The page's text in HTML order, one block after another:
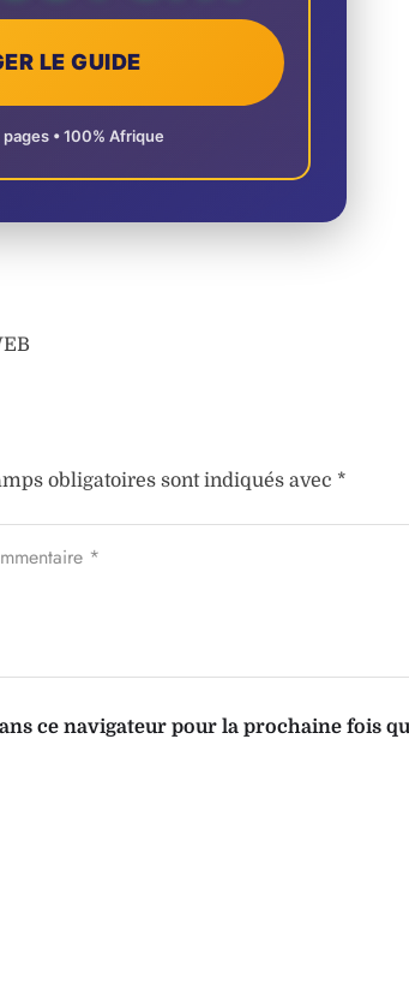
LE GUIDE
• 100% Afrique
obligatoires sont indiqués avec *
ce navigateur pour la prochaine fois